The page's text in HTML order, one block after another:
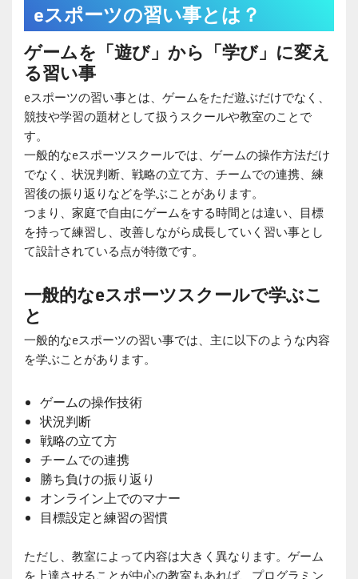
eスポーツの習い事とは？
ゲームを「遊び」から「学び」に変え
る習い事
eスポーツの習い事とは、ゲームをただ遊ぶだけでなく、
競技や学習の題材として扱うスクールや教室のことで
す。
一般的なeスポーツスクールでは、ゲームの操作方法だけ
でなく、状況判断、戦略の立て方、チームでの連携、練
習後の振り返りなどを学ぶことがあります。
つまり、家庭で自由にゲームをする時間とは違い、目標
を持って練習し、改善しながら成長していく習い事とし
て設計されている点が特徴です。
一般的なeスポーツスクールで学ぶこ
と
一般的なeスポーツの習い事では、主に以下のような内容
を学ぶことがあります。
ゲームの操作技術
状況判断
戦略の立て方
チームでの連携
勝ち負けの振り返り
オンライン上でのマナー
目標設定と練習の習慣
ただし、教室によって内容は大きく異なります。ゲーム
を上達させることが中心の教室もあれば、プログラミン